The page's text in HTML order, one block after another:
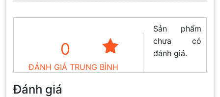
0
ĐÁNH GIÁ TRUNG BÌNH
Sản phẩm
chưa có
đánh giá.
Đánh giá